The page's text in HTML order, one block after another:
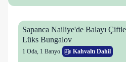
Sapanca Nailiye'de Balayı
Lüks Bungalov
1 Oda, 1 Banyo Kahvaltı Dahil
29 kişi